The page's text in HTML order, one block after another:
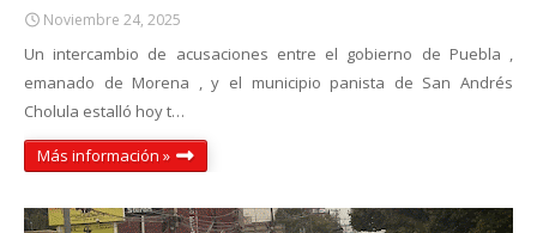
Noviembre 24, 2025
Un intercambio de acusaciones entre el gobierno de Puebla ,
emanado de Morena , y el municipio panista de San Andrés
Cholula estalló hoy t…
Más información »